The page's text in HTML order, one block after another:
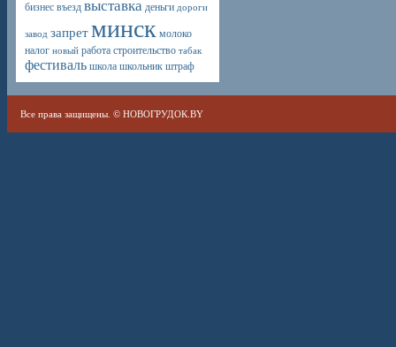
бизнес въезд выставка деньги дороги
завод запретминск молоко
налог новый работа строительство табак
фестиваль школа школьник штраф
Все права защищены. © НОВОГРУДОК.BY